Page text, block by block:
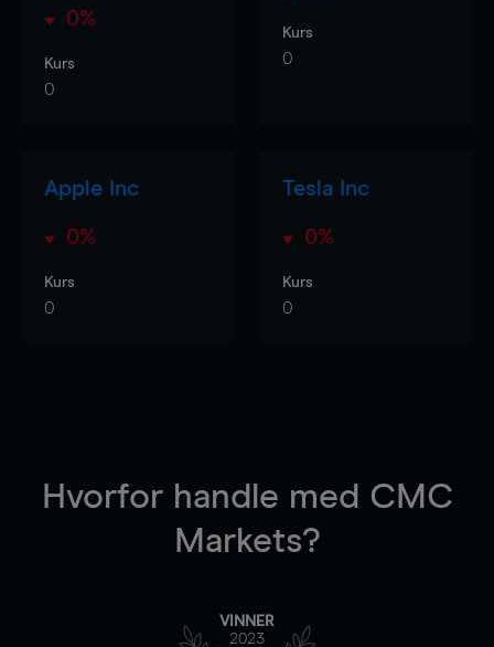
0%
Kurs
0
Kurs
0
Apple Inc
0%
Kurs
0
Tesla Inc
0%
Kurs
0
Hvorfor handle med CMC
Markets?
VINNER
2023